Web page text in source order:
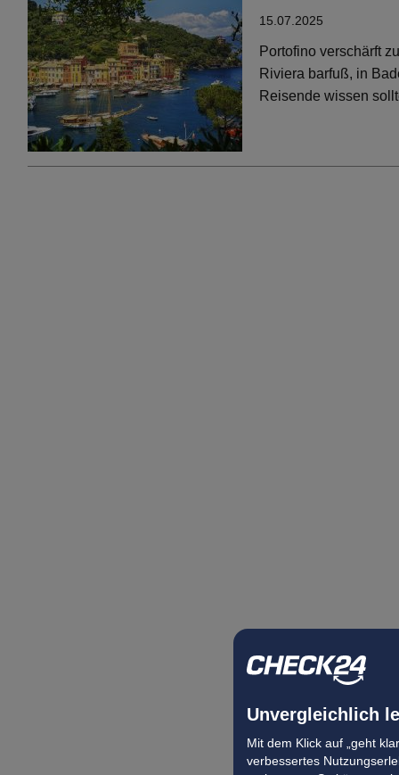
Unvergleichlich
Mit dem Klick auf „geht
verbessertes
15.07.2025
Portofino verschärft
Riviera barfuß, in
Reisende wissen